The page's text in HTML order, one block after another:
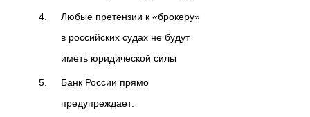
Любые претензии к «брокеру»
в российских судах не будут
иметь юридической силы
Банк России прямо
предупреждает: